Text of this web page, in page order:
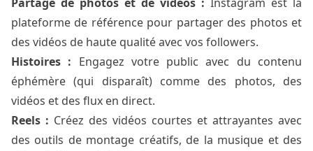
plateforme de référence pour partager des photos et
des vidéos de haute qualité avec vos followers.
Histoires : Engagez votre public avec du contenu
éphémère (qui disparaît) comme des photos, des
vidéos et des flux en direct.
Reels : Créez des vidéos courtes et attrayantes avec
des outils de montage créatifs, de la musique et des